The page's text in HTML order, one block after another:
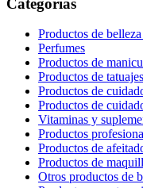
Productos de
Perfumes
Productos de
Productos de
Productos de
Productos de
Vitaminas y
Productos
Productos de
Productos de
Otros productos de